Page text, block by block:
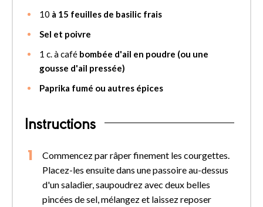
10 à 15 feuilles de basilic frais
Sel et poivre
1 c. à café bombée d'ail en poudre (ou une
gousse d'ail pressée)
Paprika fumé ou autres épices
Instructions
Commencez par râper finement les courgettes.
Placez-les ensuite dans une passoire au-dessus
d'un saladier, saupoudrez avec deux belles
pincées de sel, mélangez et laissez reposer